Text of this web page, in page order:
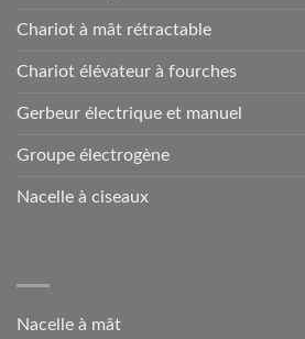
Chariot à mât rétractable
Chariot élévateur à fourches
Gerbeur électrique et manuel
Groupe électrogène
Nacelle à ciseaux
Nacelle à mât